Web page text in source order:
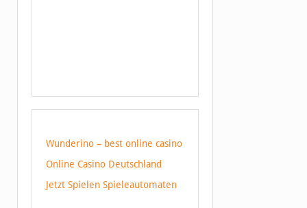
Wunderino – best online casino
Online Casino Deutschland
Jetzt Spielen Spieleautomaten